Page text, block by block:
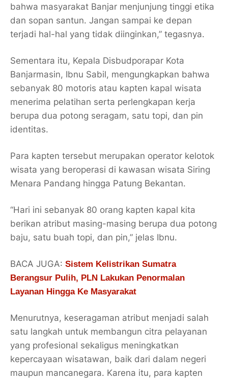
bahwa masyarakat Banjar menjunjung tinggi etika
dan sopan santun. Jangan sampai ke depan
terjadi hal-hal yang tidak diinginkan,” tegasnya.
Sementara itu, Kepala Disbudporapar Kota
Banjarmasin, Ibnu Sabil, mengungkapkan bahwa
sebanyak 80 motoris atau kapten kapal wisata
menerima pelatihan serta perlengkapan kerja
berupa dua potong seragam, satu topi, dan pin
identitas.
Para kapten tersebut merupakan operator kelotok
wisata yang beroperasi di kawasan wisata Siring
Menara Pandang hingga Patung Bekantan.
“Hari ini sebanyak 80 orang kapten kapal kita
berikan atribut masing-masing berupa dua potong
baju, satu buah topi, dan pin,” jelas Ibnu.
BACA JUGA: Sistem Kelistrikan Sumatra
Berangsur Pulih, PLN Lakukan Penormalan
Layanan Hingga Ke Masyarakat
Menurutnya, keseragaman atribut menjadi salah
satu langkah untuk membangun citra pelayanan
yang profesional sekaligus meningkatkan
kepercayaan wisatawan, baik dari dalam negeri
maupun mancanegara. Karena itu, para kapten